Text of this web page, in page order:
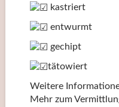
kastriert
entwurmt
gechipt
tätowiert
Weitere
Mehr zum